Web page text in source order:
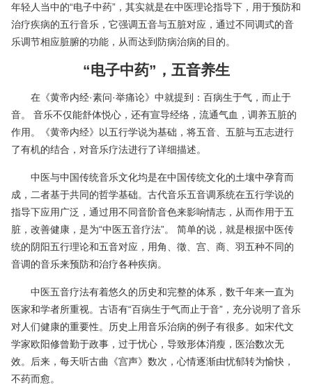
年轻人当中的“电子中药”，其实就是在中医理论指导下，用于预防和
治疗疾病的五行音乐，它强调五音与五脏对应，通过不同调式的音
乐调节相应脏腑的功能，从而达到防病治病的目的。
“电子中药”，五音养生
在《黄帝内经·素问·举痛论》中就提到：百病生于气，而止于
音。 音乐不仅能舒体悦心，还有宣导经络，流通气血，调养五脏的
作用。《黄帝内经》以五行学说为基础，将五音、五脏与五志进行
了有机的结合，对音乐疗法进行了详细描述。
中医与中国传统音乐文化均是在中国传统文化的土壤中孕育而
成，二者基于共同的哲学基础。古代音乐五音调系统在五行学说的
指导下应用广泛，通过用不同音阶音色来影响情志，从而作用于五
脏，改善健康，是为“中医五音疗法”。 简单的说，就是根据中医传
统的阴阳五行理论和五音对应，用角、徵、宫、商、羽五种不同的
音调的音乐来预防和治疗各种疾病。
中医五音疗法有着悠久的历史和完整的体系，数千年来一直为
医家和学者所重视。古语有“百病生于气而止于音”，充分说明了音乐
对人们健康的重要性。历史上用音乐治病的例子有很多。如宋代文
学家欧阳修曾勤于政事，过于忧心，导致形体消瘦，医治数次无
效。后来，每天听古曲《宫声》数次，心情逐渐由忧郁转为愉快，
不药而愈。